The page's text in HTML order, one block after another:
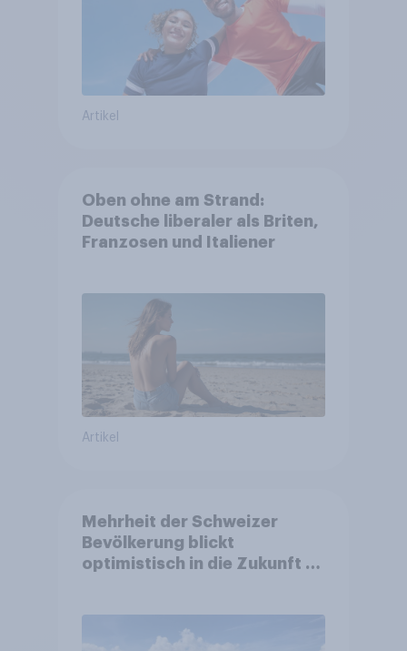
Artikel
Oben ohne am Strand:
Deutsche liberaler als Briten,
Franzosen und Italiener
Artikel
Mehrheit der Schweizer
Bevölkerung blickt
optimistisch in die Zukunft –
Altersvorsorge